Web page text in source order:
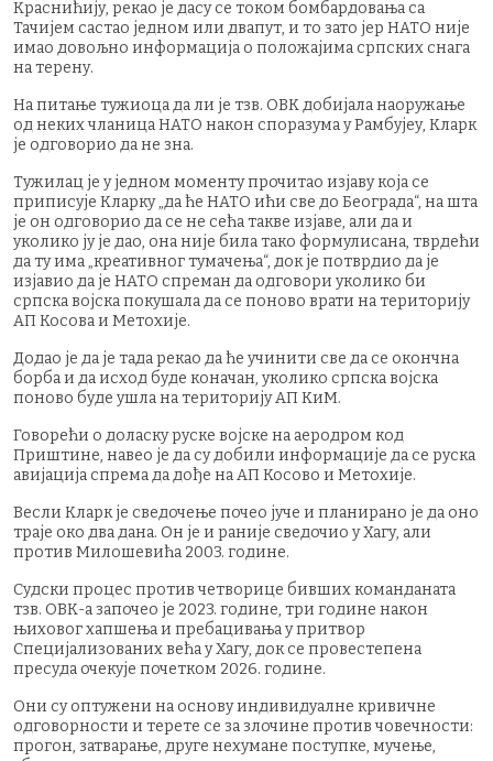
Краснићију, рекао је дасу се током бомбардовања са
Тачијем састао једном или двапут, и то зато јер НАТО није
имао довољно информација о положајима српских снага
на терену.
На питање тужиоца да ли је тзв. ОВК добијала наоружање
од неких чланица НАТО након споразума у Рамбујеу, Кларк
је одговорио да не зна.
Тужилац је у једном моменту прочитао изјаву која се
приписује Кларку „да ће НАТО ићи све до Београда“, на шта
је он одговорио да се не сећа такве изјаве, али да и
уколико ју је дао, она није била тако формулисана, тврдећи
да ту има „креативног тумачења“, док је потврдио да је
изјавио да је НАТО спреман да одговори уколико би
српска војска покушала да се поново врати на територију
АП Косова и Метохије.
Додао је да је тада рекао да ће учинити све да се окончна
борба и да исход буде коначан, уколико српска војска
поново буде ушла на територију АП КиМ.
Говорећи о доласку руске војске на аеродром код
Приштине, навео је да су добили информације да се руска
авијација спрема да дође на АП Косово и Метохије.
Весли Кларк је сведочење почео јуче и планирано је да оно
траје око два дана. Он је и раније сведочио у Хагу, али
против Милошевића 2003. године.
Судски процес против четворице бивших команданата
тзв. ОВК-а започео је 2023. године, три године након
њиховог хапшења и пребацивања у притвор
Специјализованих већа у Хагу, док се провестепена
пресуда очекује почетком 2026. године.
Они су оптужени на основу индивидуалне кривичне
одговорности и терете се за злочине против човечности:
прогон, затварање, друге нехумане поступке, мучење,